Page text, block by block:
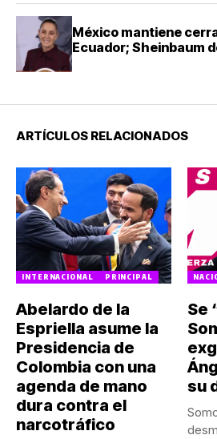
México mantiene
Ecuador; Sheinbaum
ARTÍCULOS RELACIONADOS
INTERNACIONAL PRINCIPAL
Abelardo de la
Espriella asume la
Presidencia de
Colombia con una
agenda de mano
dura contra el
narcotráfico
Se
su